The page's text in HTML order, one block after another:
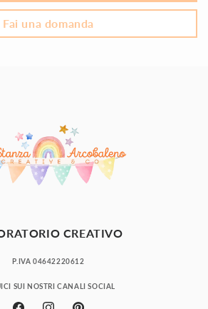
Fai una domanda
CREATIVO
P.IVA 04642220612
SUI NOSTRI CANALI SOCIAL